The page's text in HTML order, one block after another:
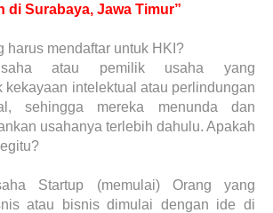
di Surabaya, Jawa Timur”
harus mendaftar untuk HKI?
atau pemilik usaha yang
kekayaan intelektual atau perlindungan
sehingga mereka menunda dan
usahanya terlebih dahulu. Apakah
Startup (memulai) Orang yang
atau bisnis dimulai dengan ide di